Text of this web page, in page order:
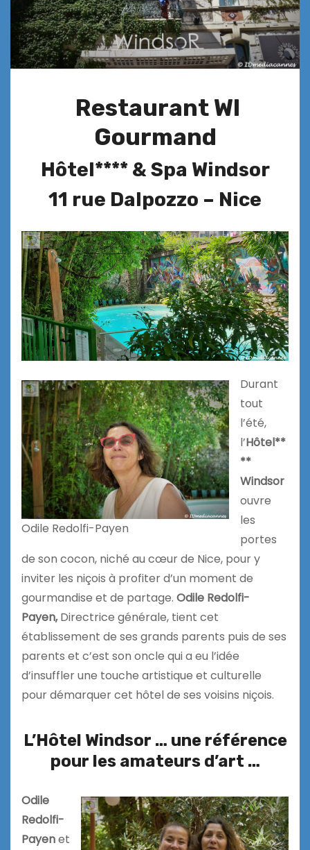
Restaurant WI
Gourmand
Hôtel**** & Spa Windsor
11 rue Dalpozzo – Nice
Odile Redolfi-Payen
Durant
tout
l’été,
l’Hôtel**
**
Windsor
ouvre
les
portes
de son cocon, niché au cœur de Nice, pour y
inviter les niçois à profiter d’un moment de
gourmandise et de partage. Odile Redolfi-
Payen,Directrice générale, tient cet
établissement de ses grands parents puis de ses
parents et c’est son oncle qui a eu l’idée
d’insuffler une touche artistique et culturelle
pour démarquer cet hôtel de ses voisins niçois.
L’Hôtel Windsor … une référence
pour les amateurs d’art …
Odile
Redolfi-
Payenet